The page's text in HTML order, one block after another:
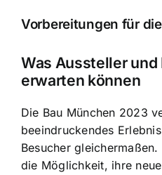
Vorbereitungen für
Was Aussteller und
erwarten können
Die Bau München 2023
beeindruckendes
Besucher
die Möglichkeit, ihre